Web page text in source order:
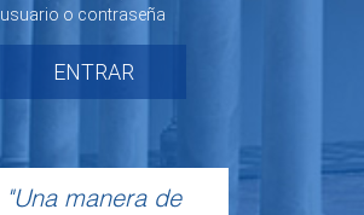
usuario o contraseña
ENTRAR
"Una manera de